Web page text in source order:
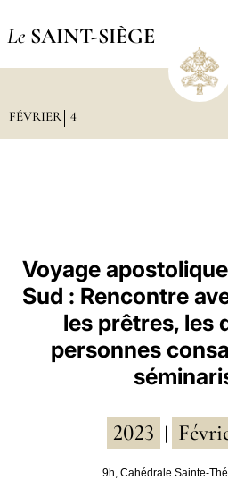
Le SAINT-SIÈGE
FÉVRIER 4
Voyage
Sud : Rencontre
les prêtres, les
personnes
2023
9h, Cahédrale Sainte-